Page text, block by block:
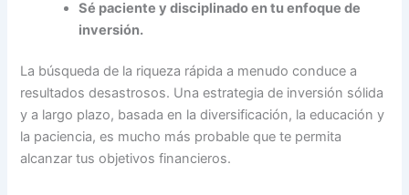
Sé paciente y disciplinado en tu enfoque de
inversión.
La búsqueda de la riqueza rápida a menudo conduce a
resultados desastrosos. Una estrategia de inversión sólida
y a largo plazo, basada en la diversificación, la educación y
la paciencia, es mucho más probable que te permita
alcanzar tus objetivos financieros.